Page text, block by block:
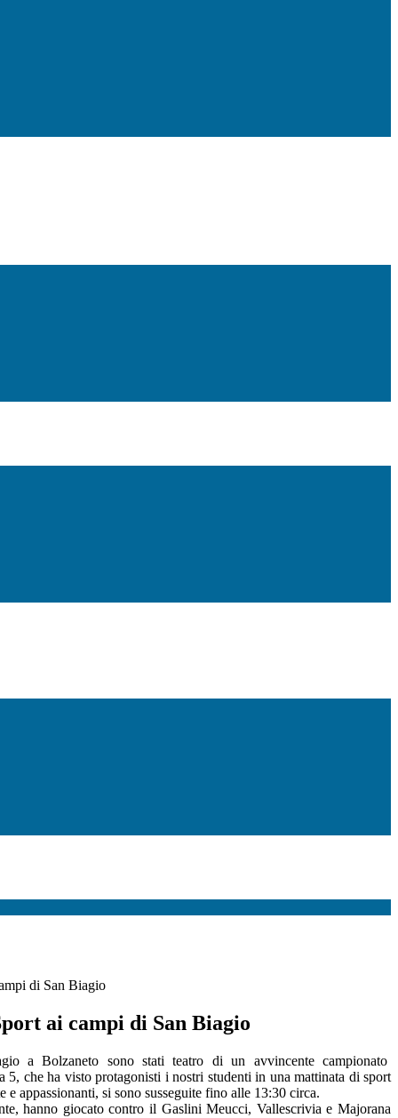
di San Biagio
ai campi di San Biagio
a Bolzaneto sono stati teatro di un avvincente campionato
5, che ha visto protagonisti i nostri studenti in una mattinata di sport
appassionanti, si sono susseguite fino alle 13:30 circa.
hanno giocato contro il Gaslini Meucci, Vallescrivia e Majorana